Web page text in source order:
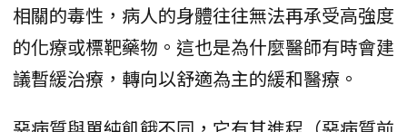
相關的毒性，病人的身體往往無法再承受高強度
的化療或標靶藥物。這也是為什麼醫師有時會建
議暫緩治療，轉向以舒適為主的緩和醫療。